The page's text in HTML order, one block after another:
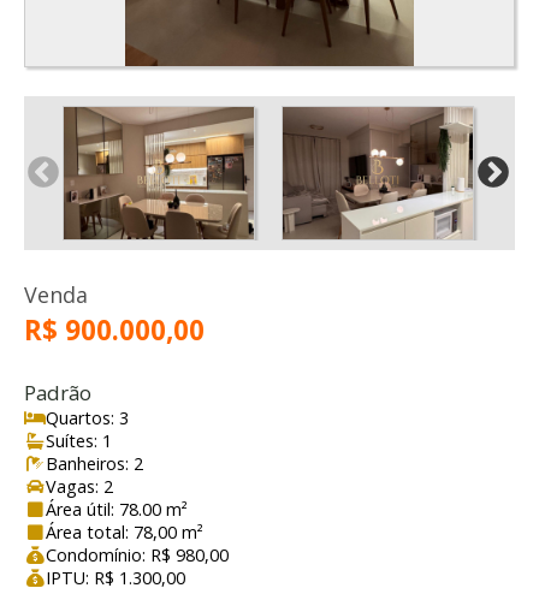
Venda
R$ 900.000,00
Padrão
Quartos: 3
Suítes: 1
Banheiros: 2
Vagas: 2
Área útil: 78.00 m²
Área total: 78,00 m²
Condomínio: R$ 980,00
IPTU: R$ 1.300,00